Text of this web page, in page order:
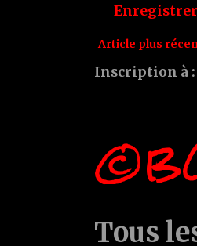
Article plus
Inscription à :
Tous